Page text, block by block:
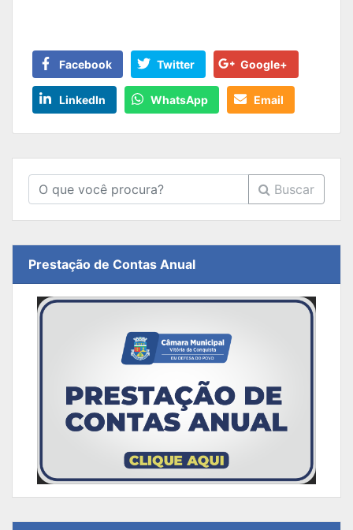
Facebook Twitter Google+
LinkedIn WhatsApp Email
Buscar
Prestação de Contas Anual